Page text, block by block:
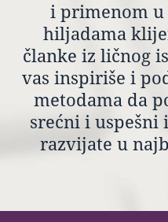
i primenom u
hiljadama
članke iz ličnog
vas inspiriše i
metodama da
srećni i uspešni
razvijate u